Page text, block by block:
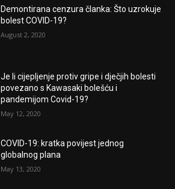
Demontirana cenzura članka: Što uzrokuje
bolest COVID-19?
August 2, 2020
Je li cijepljenje protiv gripe i dječjih bolesti
povezano s Kawasaki bolešću i
pandemijom Covid-19?
May 12, 2020
COVID-19: kratka povijest jednog
globalnog plana
May 13, 2020